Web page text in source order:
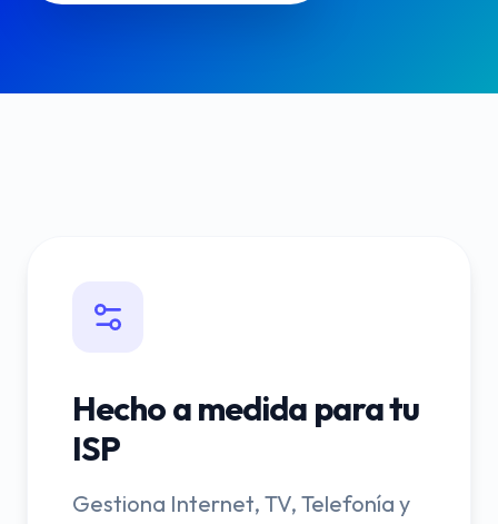
Hecho a medida para tu
ISP
Gestiona Internet, TV, Telefonía y